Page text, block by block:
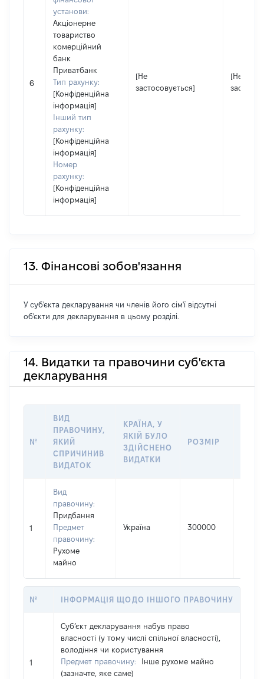
6
установи:
Акціонерне
товариство
комерційний
банк
Приватбанк
Тип рахунку:
[Конфіденційна
інформація]
Інший тип
рахунку:
[Конфіденційна
інформація]
Номер
рахунку:
[Конфіденційна
інформація]
[Не
застосовується]
[Не
13. Фінансові зобов'язання
У суб'єкта декларування чи членів його сім'ї відсутні
об'єкти для декларування в цьому розділі.
14. Видатки та правочини суб'єкта
декларування
№
ВИД
ПРАВОЧИНУ,
ЯКИЙ
СПРИЧИНИВ
ВИДАТОК
КРАЇНА, У
ЯКІЙ БУЛО
ЗДІЙСНЕНО
ВИДАТКИ
РОЗМІР
1
Вид
правочину:
Придбання
Предмет
правочину:
Рухоме
майно
Україна 300000
№ ІНФОРМАЦІЯ ЩОДО ІНШОГО ПРАВОЧИНУ
1
Суб’єкт декларування набув право
власності (у тому числі спільної власності),
володіння чи користування
Предмет правочину:
Інше рухоме майно
(зазначте, яке саме)